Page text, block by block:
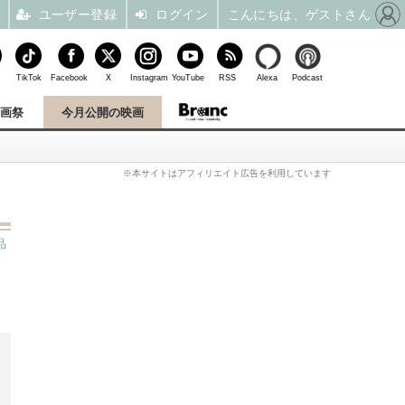
祭 今月公開の映画
※本サイトはアフィリエイト広告を利用しています
TikTok Facebook X Instagram YouTube RSS Alexa Podcast
ユーザー登録 ログイン こんにちは、ゲストさん